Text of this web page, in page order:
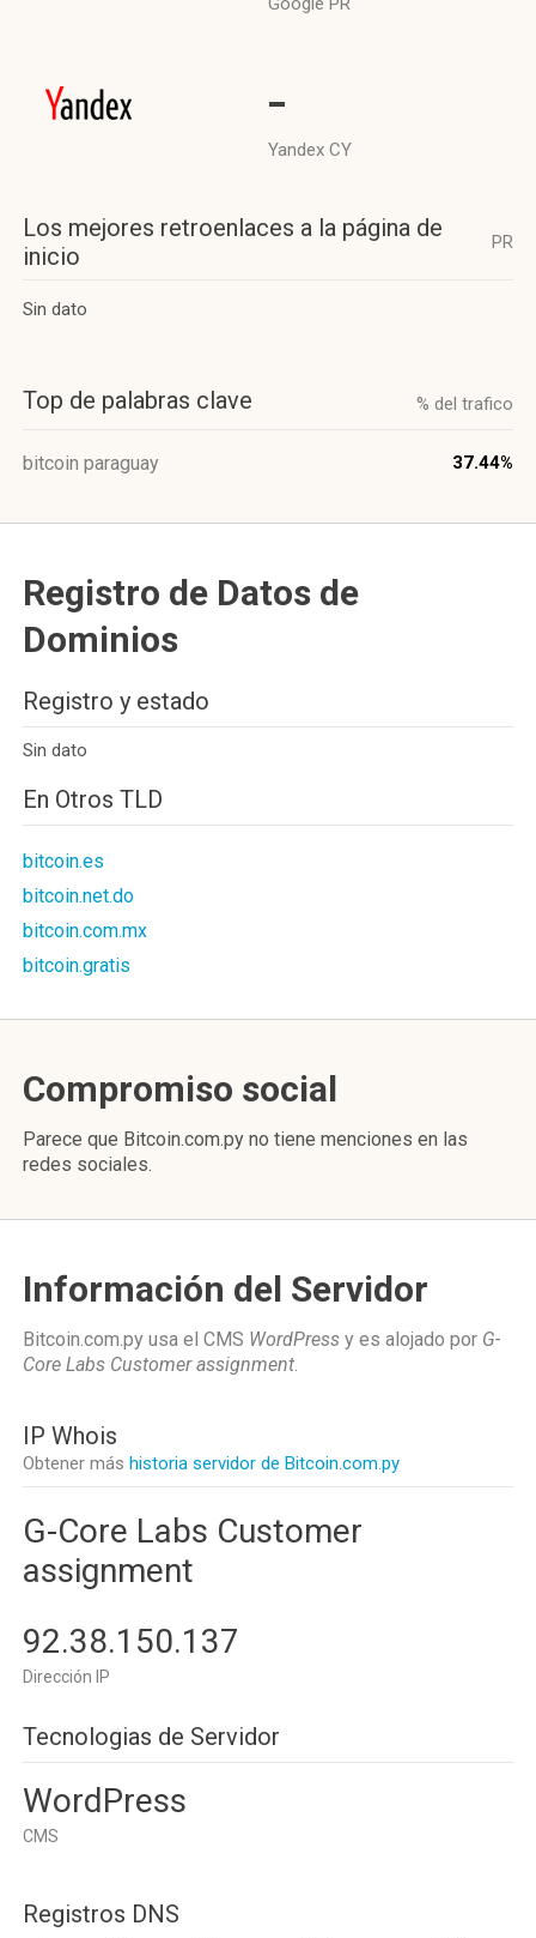
-
Yandex CY
Los mejores retroenlaces a la página de
inicio
PR
Sin dato
Top de palabras clave % del trafico
bitcoin paraguay 37.44%
Registro de Datos de
Dominios
Registro y estado
Sin dato
En Otros TLD
bitcoin.es
bitcoin.net.do
bitcoin.com.mx
bitcoin.gratis
Compromiso social
Parece que Bitcoin.com.py no tiene menciones en las
redes sociales.
Información del Servidor
Bitcoin.com.py usa el CMS WordPress y es alojado por G-
Core Labs Customer assignment.
IP Whois
Obtener más historia servidor de Bitcoin.com.py
G-Core Labs Customer
assignment
92.38.150.137
Dirección IP
Tecnologias de Servidor
WordPress
CMS
Registros DNS